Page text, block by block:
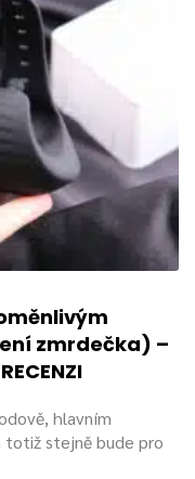
zmrdečka) –
hlavním
totiž stejně bude pro